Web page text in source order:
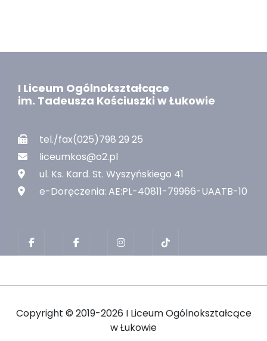
I Liceum Ogólnokształcące
im. Tadeusza Kościuszki w Łukowie
tel./fax(025)798 29 25
liceumkos@o2.pl
ul. Ks. Kard. St. Wyszyńskiego 41
e-Doręczenia: AE:PL-40811-79966-UAATB-10
Copyright © 2019-2026 I Liceum Ogólnokształcące
w Łukowie